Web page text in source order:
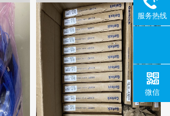
服务热线
微信